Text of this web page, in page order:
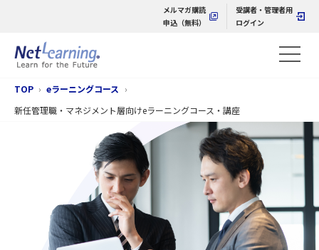
メルマガ購読
申込（無料）
受講者・管理者用
ログイン
TOP
eラーニングコース
新任管理職・マネジメント層向けeラーニングコース・講座